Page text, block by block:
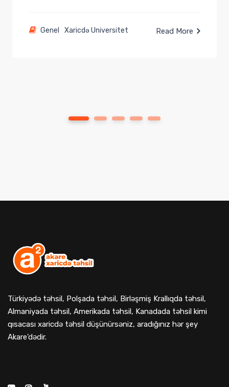
Genel Xaricdə Universitet Read More
1 2 3 4 5
Türkiyədə təhsil, Polşada təhsil, Birləşmiş Krallıqda təhsil,
Almaniyada təhsil, Amerikada təhsil, Kanadada təhsil kimi
qısacası xaricdə təhsil düşünürsəniz, aradığınız hər şey
Akare’dədir.